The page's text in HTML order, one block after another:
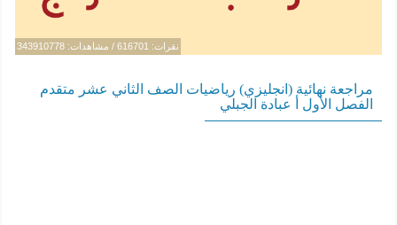
نقرات: 616701 / مشاهدات: 343910778
مراجعة نهائية (انجليزي) رياضيات الصف الثاني عشر متقدم
الفصل الأول أ عبادة الجبلي